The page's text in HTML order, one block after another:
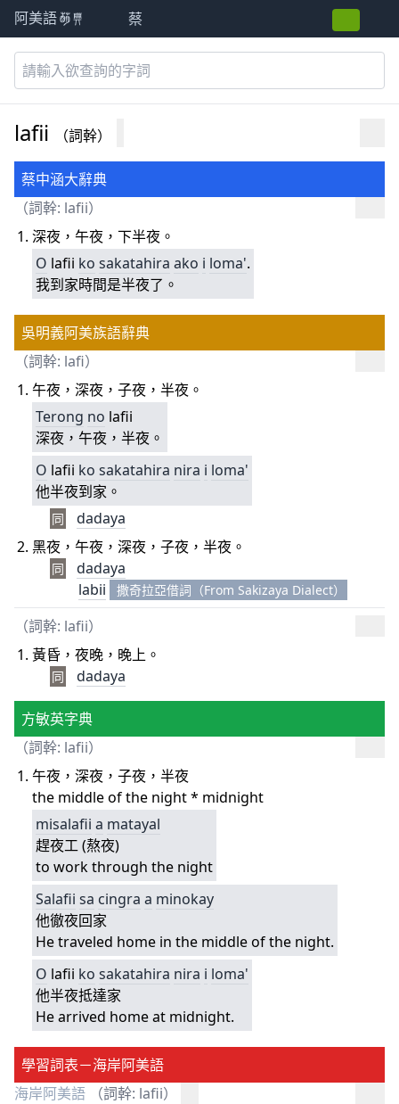
阿美語萌典 蔡
lafii （詞幹）
蔡中涵大辭典
（詞幹: lafii）
深夜，午夜，下半夜。
O lafii ko sakatahira ako i loma'.
我到家時間是半夜了。
吳明義阿美族語辭典
（詞幹: lafi）
午夜，深夜，子夜，半夜。
Terong no lafii
深夜，午夜，半夜。
O lafii ko sakatahira nira i loma'
他半夜到家。
同
dadaya
黑夜，午夜，深夜，子夜，半夜。
同
dadaya
labii
撒奇拉亞借詞（From Sakizaya Dialect）
（詞幹: lafii）
黃昏，夜晚，晚上。
同 dadaya
方敏英字典
（詞幹: lafii）
午夜，深夜，子夜，半夜
the middle of the night * midnight
misalafii a matayal
趕夜工 (熬夜)
to work through the night
Salafii sa cingra a minokay
他徹夜回家
He traveled home in the middle of the night.
O lafii ko sakatahira nira i loma'
他半夜抵達家
He arrived home at midnight.
學習詞表－海岸阿美語
海岸阿美語
（詞幹: lafii）